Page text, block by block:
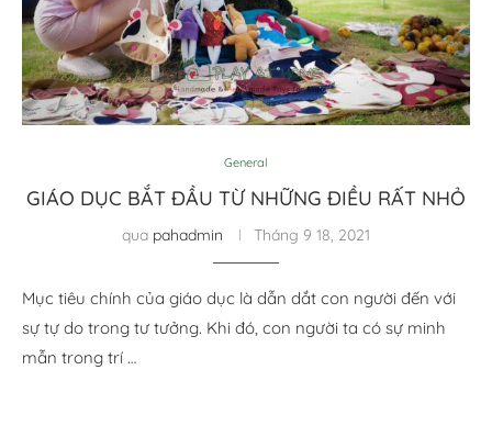
General
GIÁO DỤC BẮT ĐẦU TỪ NHỮNG ĐIỀU RẤT NHỎ
qua pahadmin Tháng 9 18, 2021
Mục tiêu chính của giáo dục là dẫn dắt con người đến với
sự tự do trong tư tưởng. Khi đó, con người ta có sự minh
mẫn trong trí …